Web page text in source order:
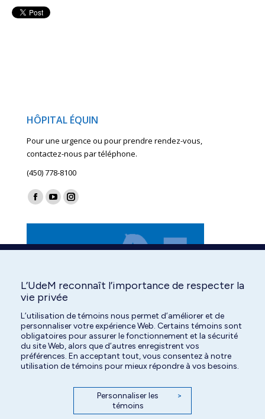
HÔPITAL ÉQUIN
Pour une urgence ou pour prendre rendez-vous,
contactez-nous par téléphone.
(450) 778-8100
Find us on:
Facebook
in
window
YouTube
in
window
Instagram
in
window
L’UdeM reconnaît l’importance de respecter la
vie privée
L’utilisation de témoins nous permet d’améliorer et de
personnaliser votre expérience Web. Certains témoins sont
obligatoires pour assurer le fonctionnement et la sécurité
du site Web, alors que d’autres enregistrent vos
préférences. En acceptant tout, vous consentez à notre
utilisation de témoins pour mieux répondre à vos besoins.
Personnaliser les
témoins
>